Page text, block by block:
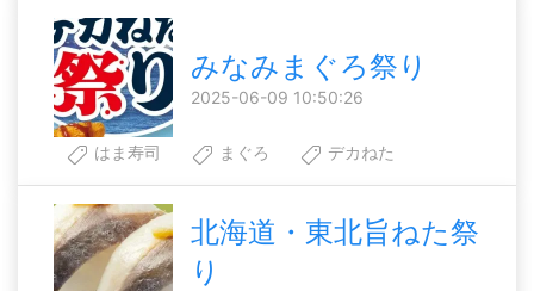
みなみまぐろ祭り
2025-06-09 10:50:26
はま寿司 まぐろ デカねた
北海道・東北旨ねた祭
り